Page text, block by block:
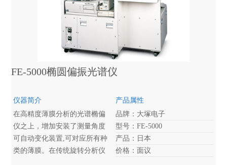
FE-5000椭圆偏振光谱仪
仪器简介
在高精度薄膜分析的光谱椭偏
仪之上，增加安装了测量角度
可自动变化装置,可对应所有种
类的薄膜。在传统旋转分析仪
产品属性
品牌：大塚电子
型号：FE-5000
产品：日本
价格：面议